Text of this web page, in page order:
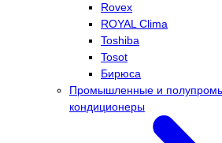
Rovex
ROYAL Clima
Toshiba
Tosot
Бирюса
Промышленные и
кондиционеры